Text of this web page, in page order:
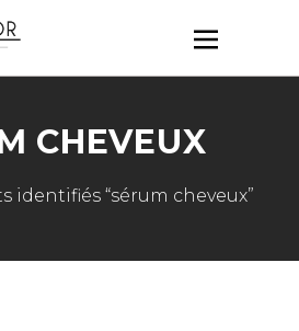
CHEVEUX
identifiés “sérum cheveux”